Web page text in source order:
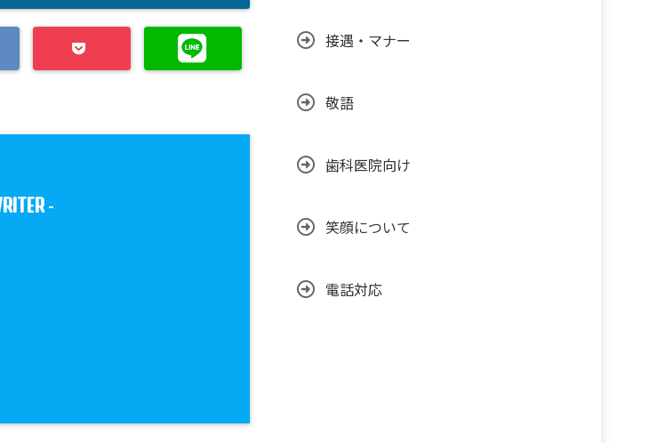
-
接遇・マナー
敬語
歯科医院向け
笑顔について
電話対応